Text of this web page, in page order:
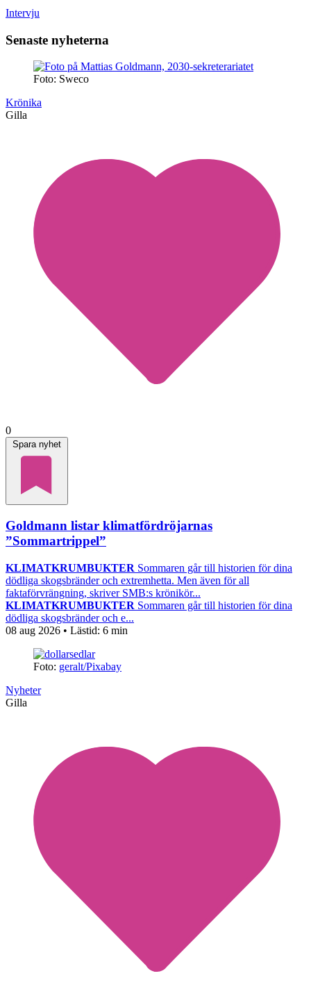
Intervju
Senaste nyheterna
Foto: Sweco
Krönika
Gilla
0
Spara nyhet
Goldmann listar klimatfördröjarnas
”Sommartrippel”
KLIMATKRUMBUKTER Sommaren går till historien för dina
dödliga skogsbränder och extremhetta. Men även för all
faktaförvrängning, skriver SMB:s krönikör...
KLIMATKRUMBUKTER Sommaren går till historien för dina
dödliga skogsbränder och e...
08 aug 2026 • Lästid: 6 min
Foto: geralt/Pixabay
Nyheter
Gilla